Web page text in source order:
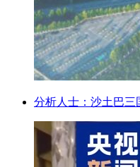
分析人士：沙土巴三